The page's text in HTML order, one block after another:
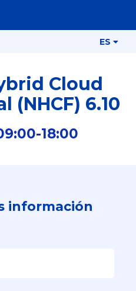
ES
Cloud
(NHCF) 6.10
18:00
información